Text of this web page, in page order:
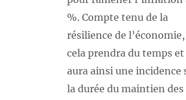
%. Compte tenu de la
résilience de l’économie,
cela prendra du temps et
aura ainsi une incidence
la durée du maintien des